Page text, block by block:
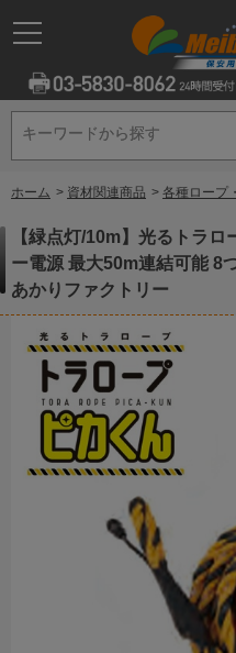
キーワードから探す
キーワードから探す
ホーム > 資材関連商品 > 各種ロープ
【緑点灯/10m】光るトラ
ー電源 最大50m連結可能 8
あかりファクトリー